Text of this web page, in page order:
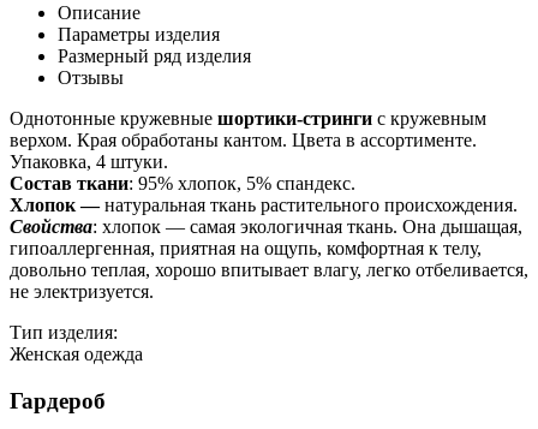
Описание
Параметры изделия
Размерный ряд изделия
Отзывы
Однотонные кружевные шортики-стринги с кружевным
верхом. Края обработаны кантом. Цвета в ассортименте.
Упаковка, 4 штуки.
Состав ткани: 95% хлопок, 5% спандекс.
Хлопок —натуральная ткань растительного происхождения.
Свойства: хлопок — самая экологичная ткань. Она дышащая,
гипоаллергенная, приятная на ощупь, комфортная к телу,
довольно теплая, хорошо впитывает влагу, легко отбеливается,
не электризуется.
Тип изделия:
Женская одежда
Гардероб